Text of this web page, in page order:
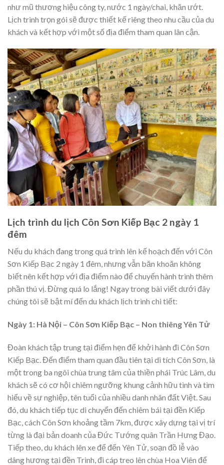
như mũ thương hiệu công ty, nước 1 ngày/chai, khăn ướt.
Lịch trình trọn gói sẽ được thiết kế riêng theo nhu cầu của du
khách và kết hợp với một số địa điểm tham quan lân cận.
Lịch trình du lịch Côn Sơn Kiếp Bạc 2 ngày 1
đêm
Nếu du khách đang trong quá trình lên kế hoạch đến với Côn
Sơn Kiếp Bạc 2 ngày 1 đêm, nhưng vẫn băn khoăn không
biết nên kết hợp với địa điểm nào để chuyến hành trình thêm
phần thú vị. Đừng quá lo lắng! Ngay trong bài viết dưới đây
chúng tôi sẽ bật mí đến du khách lịch trình chi tiết:
Ngày 1: Hà Nội – Côn Sơn Kiếp Bạc – Non thiêng Yên Tử
Đoàn khách tập trung tại điểm hẹn để khởi hành đi Côn Sơn
Kiếp Bạc. Đến điểm tham quan đầu tiên tại di tích Côn Sơn, là
một trong ba ngôi chùa trung tâm của thiền phái Trúc Lâm, du
khách sẽ có cơ hội chiêm ngưỡng khung cảnh hữu tình và tìm
hiểu về sự nghiệp, tên tuổi của nhiều danh nhân đất Việt. Sau
đó, du khách tiếp tục di chuyển đến chiêm bái tại đền Kiếp
Bạc, cách Côn Sơn khoảng tầm 7km, được xây dựng tại vị trí
từng là đại bản doanh của Đức Tướng quân Trần Hưng Đạo.
Tiếp theo, du khách lên xe để đến Yên Tử, soạn đồ lễ vào
dâng hương tại đền Trình, đi cáp treo lên chùa Hoa Viên để